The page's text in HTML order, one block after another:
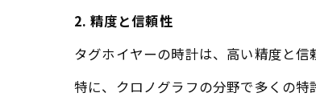
2. 精度と信頼性
タグホイヤーの時計は、高い精度と信
特に、クロノグラフの分野で多くの特